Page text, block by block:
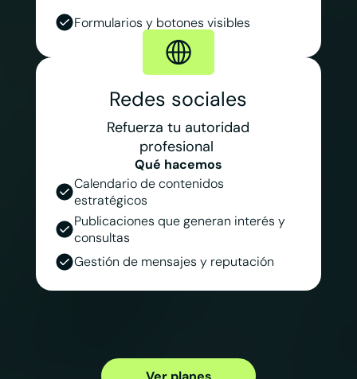
Formularios y botones visibles
Redes sociales
Refuerza tu autoridad
profesional
Qué hacemos
Calendario de contenidos
estratégicos
Publicaciones que generan interés y
consultas
Gestión de mensajes y reputación